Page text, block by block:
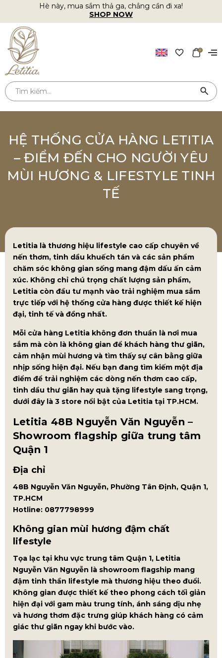
Hè này, mua sắm thả ga, chẳng cần đi xa!
SHOP NOW
0
HỆ THỐNG CỬA HÀNG LETITIA
– ĐIỂM ĐẾN CHO NGƯỜI YÊU
MÙI HƯƠNG & LIFESTYLE TINH
TẾ
Letitia là thương hiệu lifestyle cao cấp chuyên về
nến thơm, tinh dầu khuếch tán và các sản phẩm
chăm sóc không gian sống mang đậm dấu ấn cảm
xúc. Không chỉ chú trọng chất lượng sản phẩm,
Letitia còn đầu tư mạnh vào trải nghiệm mua sắm
trực tiếp với hệ thống cửa hàng được thiết kế hiện
đại, tinh tế và đồng nhất.
Mỗi cửa hàng Letitia không đơn thuần là nơi mua
sắm mà còn là không gian để khách hàng thư giãn,
cảm nhận mùi hương và tìm thấy sự cân bằng giữa
nhịp sống hiện đại. Nếu bạn đang tìm kiếm một địa
điểm để trải nghiệm các dòng nến thơm cao cấp,
tinh dầu thư giãn hay quà tặng lifestyle sang trọng,
dưới đây là 3 store nổi bật của Letitia tại TP.HCM.
Letitia 48B Nguyễn Văn Nguyễn –
Showroom flagship giữa trung tâm
Quận 1
Địa chỉ
48B Nguyễn Văn Nguyễn, Phường Tân Định, Quận 1,
TP.HCM
Hotline: 0877798999
Không gian mùi hương đậm chất
lifestyle
Tọa lạc tại khu vực trung tâm Quận 1, Letitia
Nguyễn Văn Nguyễn là showroom flagship mang
đậm tinh thần lifestyle mà thương hiệu theo đuổi.
Không gian được thiết kế theo phong cách tối giản
hiện đại với gam màu trung tính, ánh sáng dịu nhẹ
và hương thơm đặc trưng giúp khách hàng có cảm
giác thư giãn ngay khi bước vào.